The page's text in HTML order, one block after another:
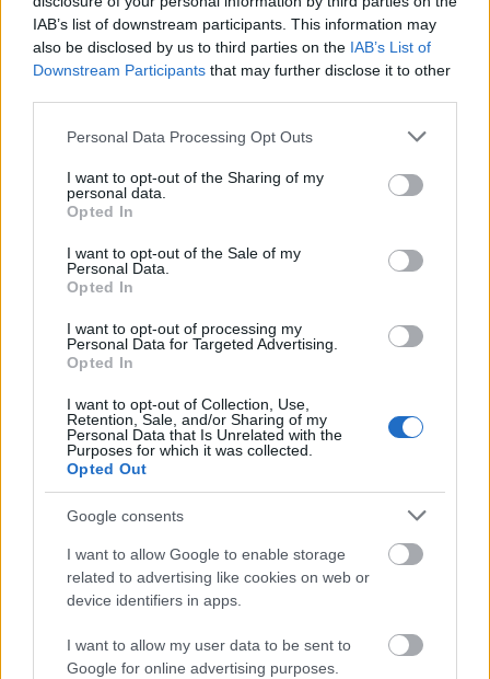
IAB’s list of downstream participants. This information may
also be disclosed by us to third parties on the IAB’s List of
Downstream Participants that may further disclose it to other
Please note that this website/app uses one or more Google
not limited to your visit or usage behaviour. You may click to
grant or deny consent to Google and its third-party tags to
use your data for below specified purposes in below Google
consent section.
Personal Data Processing Opt Outs
I want to opt-out of the Sharing of my
personal data.
Opted In
I want to opt-out of the Sale of my
Personal Data.
Opted In
I want to opt-out of processing my
Personal Data for Targeted Advertising.
Opted In
I want to opt-out of Collection, Use,
Retention, Sale, and/or Sharing of my
Personal Data that Is Unrelated with the
Purposes for which it was collected.
Opted Out
Google consents
I want to allow Google to enable storage
related to advertising like cookies on web or
device identifiers in apps.
I want to allow my user data to be sent to
Google for online advertising purposes.
Αρθρογραφος:r p
Ημ/νια Έκδοσης:
19/03/2026
Κατηγορίες: Προσκοπική Ζωή
έδωσαν το δικό τους δυναμικό «παρών» στο
φιλόξενο χώρο του ΠΥ.ΒΑ., σε μια δράση με
έντονο χαρακτήρα προσφοράς και συνεργασίας.
Τα μέλη των Π.Δ., προερχόμενα από τον Άγιο
Δημήτριο, την Αθήνα, το Καλαμάκι, τη Νότια
Αττική, το Περιστέρι, συγκεντρώθηκαν από
νωρίς το πρωί, γεμάτα ενέργεια και διάθεση για
συμμετοχή.
κουζίνα, όπου με ομαδικό πνεύμα και άψογο
συντονισμό προχώρησαν στην προετοιμασία
φαγητού. Μαγειρεύτηκαν συνολικά 100 μερίδες,
οι οποίες, μέσα από τη συνεργασία με τον
οργανισμό «Μπορούμε», προσφέρθηκαν στην
ανάγκες συνανθρώπων που βρίσκονται σε
δύσκολη θέση. Η διαδικασία αυτή αποτέλεσε μια
ουσιαστική εμπειρία εθελοντισμού και
προσφοράς για όλους τους συμμετέχοντες.